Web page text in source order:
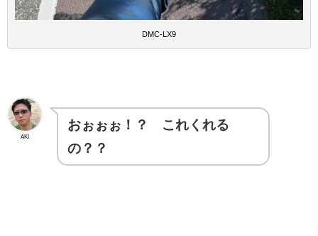
DMC-LX9
AKI
おぉぉぉ！？ これくれる
の？？